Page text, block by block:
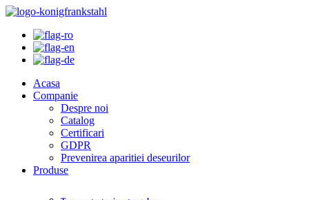
Acasa
Companie
Despre noi
Catalog
Certificari
GDPR
Prevenirea aparitiei deseurilor
Produse